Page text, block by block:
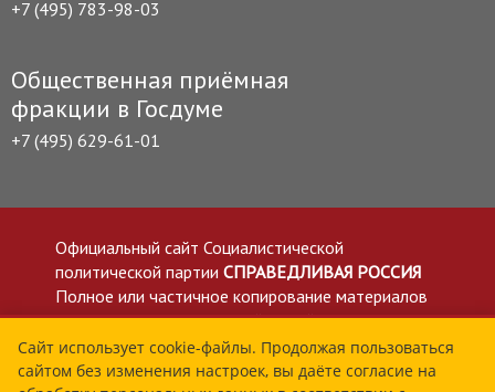
+7 (495) 783-98-03
Общественная приёмная
фракции в Госдуме
+7 (495) 629-61-01
Официальный сайт Социалистической
политической партии СПРАВЕДЛИВАЯ РОССИЯ
Полное или частичное копирование материалов
приветствуется со ссылкой на сайт spravedlivo.ru
Политика в отношении обработки персональных
данных
Сайт использует cookie-файлы. Продолжая пользоваться
сайтом без изменения настроек, вы даёте согласие на